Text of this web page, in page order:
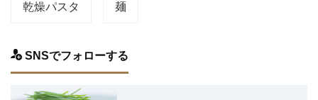
乾燥パスタ 麺
SNSでフォローする